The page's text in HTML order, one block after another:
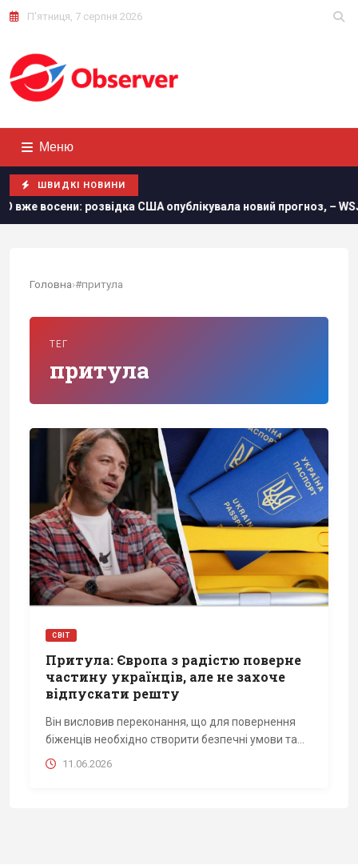
П'ятниця, 7 серпня 2026
Меню
ШВИДКІ НОВИНИ
розвідка США опублікувала новий прогноз, – WSJ
Головна›#притула
ТЕГ
притула
СВІТ
Притула: Європа з радістю поверне
частину українців, але не захоче
відпускати решту
Він висловив переконання, що для повернення
біженців необхідно створити безпечні умови та...
11.06.2026